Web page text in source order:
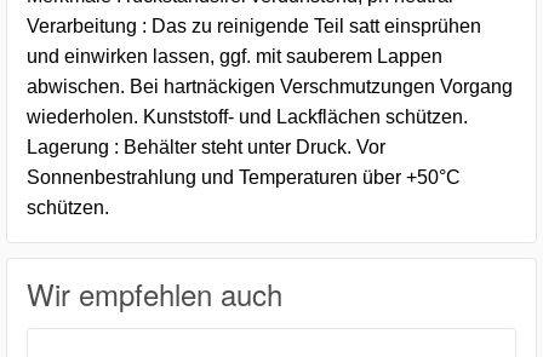
Verarbeitung : Das zu reinigende Teil satt einsprühen
und einwirken lassen, ggf. mit sauberem Lappen
abwischen. Bei hartnäckigen Verschmutzungen Vorgang
wiederholen. Kunststoff- und Lackflächen schützen.
Lagerung : Behälter steht unter Druck. Vor
Sonnenbestrahlung und Temperaturen über +50°C
schützen.
Wir empfehlen auch